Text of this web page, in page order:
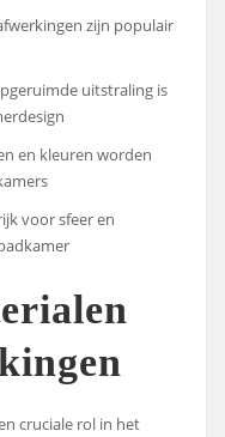
zijn populair
uitstraling is
en kleuren worden
voor sfeer en
cruciale rol in het